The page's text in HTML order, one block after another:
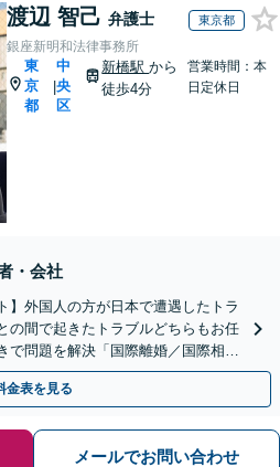
渡辺 智己 弁護士 東京都
銀座新明和法律事務所
東
京
都
|
中
央
区
新橋駅から
徒歩4分
営業時間：本
日定休日
・会社
】外国人の方が日本で遭遇したトラ
の間で起きたトラブルどちらもお任
で問題を解決「国際離婚／国際相続
金表を見る
メールでお問い合わせ